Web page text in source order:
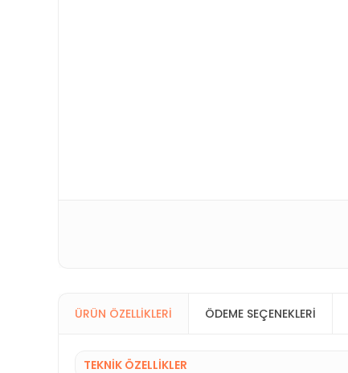
ÜRÜN ÖZELLIKLERI ÖDEME SEÇENEKLERI
TEKNİK ÖZELLİKLER